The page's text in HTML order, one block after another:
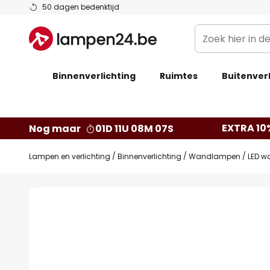
50 dagen bedenktijd
Ga
de
inhoud
Zoek
hier
de
Binnenverlichting Ruimtes
Nog maar 01D 11U 08M 06S EXTRA
Lampen en verlichting Binnenverlichting Wandlampen LED